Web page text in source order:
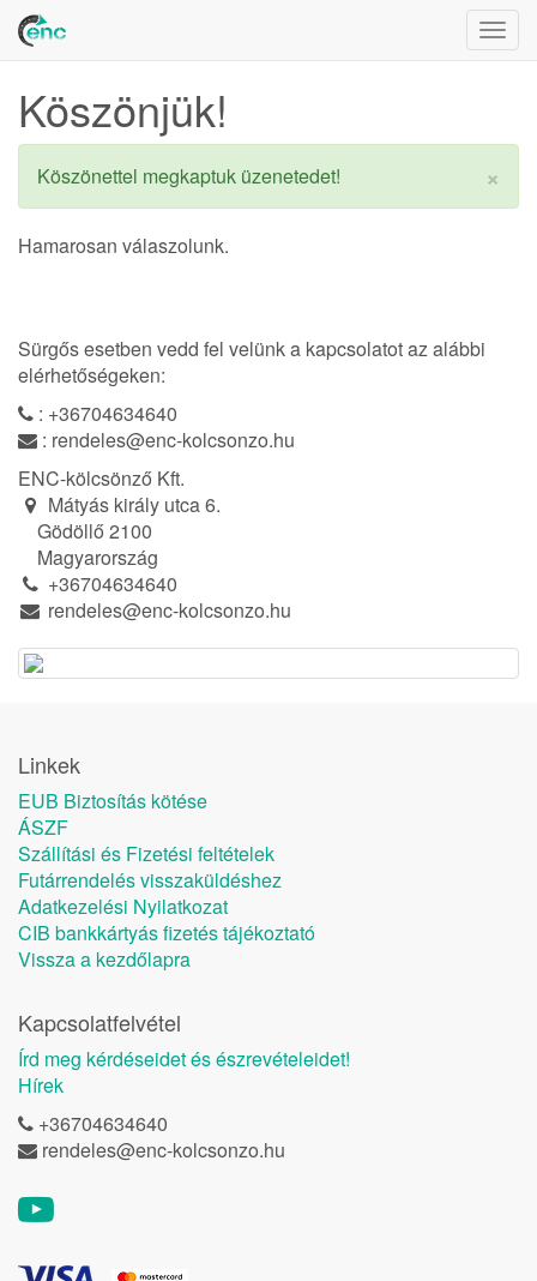
Köszönjük!
Köszönettel megkaptuk üzenetedet! ×
Hamarosan válaszolunk.
Sürgős esetben vedd fel velünk a kapcsolatot az alábbi
elérhetőségeken:
: +36704634640
: rendeles@enc-kolcsonzo.hu
ENC-kölcsönző Kft.
Mátyás király utca 6.
Gödöllő 2100
Magyarország
+36704634640
rendeles@enc-kolcsonzo.hu
Linkek
EUB Biztosítás kötése
ÁSZF
Szállítási és Fizetési feltételek
Futárrendelés visszaküldéshez
Adatkezelési Nyilatkozat
CIB bankkártyás fizetés tájékoztató
Vissza a kezdőlapra
Kapcsolatfelvétel
Írd meg kérdéseidet és észrevételeidet!
Hírek
+36704634640
rendeles@enc-kolcsonzo.hu